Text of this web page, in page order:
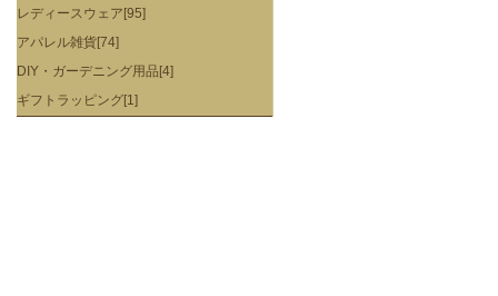
レディースウェア[95]
アパレル雑貨[74]
DIY・ガーデニング用品[4]
ギフトラッピング[1]